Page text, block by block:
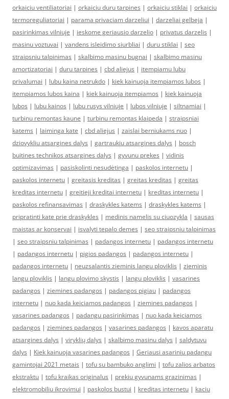
orkaiciu ventiliatoriai | orkaiciu duru tarpines | orkaiciu stiklai | orkaiciu
termoreguliatoriai | parama privaciam darzeliui | darzeliai gelbeja |
pasirinkimas vilniuje | ieskome geriausio darzelio | privatus darzelis |
masinu voztuvai | vandens isleidimo siurbliai | duru stiklai | seo
straipsniu talpinimas | skalbimo masinu bugnai | skalbimo masinu
amortizatoriai | duru tarpines | cbd aliejus | itempiamu lubu
privalumai | lubu kaina netrukdo | kiek kainuoja itempiamos lubos |
itempiamos lubos kaina | kiek kainuoja itempiamos | kiek kainuoja
lubos | lubu kainos | lubu rusys vilniuje | lubos vilniuje | siltnamiai |
turbinu remontas kaune | turbinu remontas klaipeda | straipsniai
katems | laiminga kate | cbd aliejus | zaislai berniukams nuo |
dziovykliu atsargines dalys | gartraukiu atsargines dalys | bosch
buitines technikos atsargines dalys | gyvunu prekes | vidinis
optimizavimas | pasiskolinti nesudėtinga | paskolos internetu |
paskolos internetu | greitasis kreditas | greitas kreditas | greitas
kreditas internetu | greitieji kreditai internetu | kreditas internetu |
paskolos refinansavimas | draskykles katems | draskykles katems |
pripratinti kate prie draskykles | medinis namelis su ciuozykla | sausas
maistas ar konservai | isvalyti tepalo demes | seo straipsniu talpinimas
| seo straipsniu talpinimas | padangos internetu | padangos internetu
| padangos internetu | pigios padangos | padangos internetu |
padangos internetu | neuzsalantis zieminis langu ploviklis | zieminis
langu ploviklis | langu plovimo skystis | langu ploviklis | vasarines
padangos | ziemines padangos | padangos pigiau | padangos
internetu | nuo kada keiciamos padangos | ziemines padangos |
vasarines padangos | padangu pasirinkimas | nuo kada keiciamos
padangos | ziemines padangos | vasarines padangos | kavos aparatu
atsargines dalys | viryklių dalys | skalbimo masinu dalys | saldytuvu
dalys | Kiek kainuoja vasarines padangos | Geriausi asariniu padangu
gamintojai 2021 metais | tofu su bambuko anglimi | tofu zalios arbatos
ekstraktu | tofu kraikas originalus | prekiu gyvunams grazinimas |
elektromobiliu ikrovimui | paskolos bustui | kreditas internetu | kaciu